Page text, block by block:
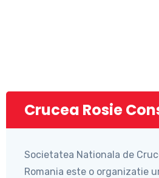
Crucea Rosie
Societatea Nationala de
Romania este o organizatie